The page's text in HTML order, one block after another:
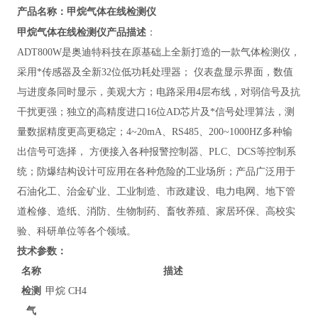
产品名称： 甲烷气体在线检测仪
甲烷气体在线检测仪产品描述：
ADT800W是奥迪特科技在原基础上全新打造的一款气体检测仪，
采用*传感器及全新32位低功耗处理器； 仪表盘显示界面，数值
与进度条同时显示，美观大方；电路采用4层布线，对弱信号及抗
干扰更强；独立的高精度进口16位AD芯片及*信号处理算法，测
量数据精度更高更稳定；4~20mA、RS485、200~1000HZ多种输
出信号可选择， 方便接入各种报警控制器、PLC、DCS等控制系
统；防爆结构设计可应用在各种危险的工业场所；产品广泛用于
石油化工、治金矿业、工业制造、市政建设、电力电网、地下管
道检修、造纸、消防、生物制药、畜牧养殖、家居环保、高校实
验、科研单位等各个领域。
技术参数：
名称
描述
检测
气
甲烷 CH4